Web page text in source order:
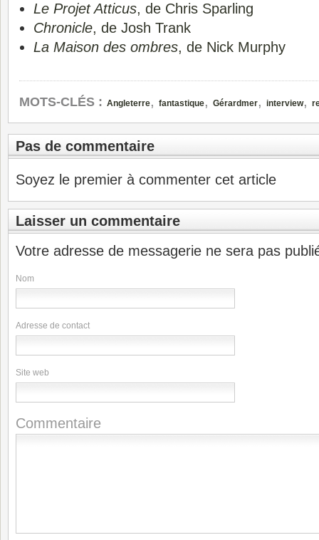
Le Projet Atticus, de Chris Sparling
Chronicle, de Josh Trank
La Maison des ombres, de Nick Murphy
MOTS-CLÉS : Angleterre, fantastique, Gérardmer, interview,
Pas de commentaire
Soyez le premier à commenter cet article
Laisser un commentaire
Votre adresse de messagerie ne sera pas
Nom
Adresse de contact
Site web
Commentaire